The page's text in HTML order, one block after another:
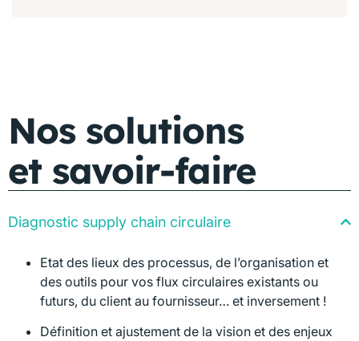
Nos solutions
et savoir-faire
Diagnostic supply chain circulaire
Etat des lieux des processus, de l’organisation et
des outils pour vos flux circulaires existants ou
futurs, du client au fournisseur… et inversement !
Définition et ajustement de la vision et des enjeux